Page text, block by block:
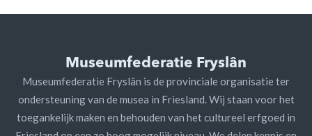
Museumfederatie Fryslân
Museumfederatie Fryslân is de provinciale organisatie ter
ondersteuning van de musea in Friesland. Wij staan voor het
toegankelijk maken en behouden van het cultureel erfgoed in